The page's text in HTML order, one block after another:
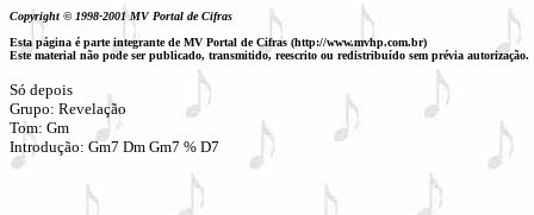
Copyright © 1998-2001 MV Portal de Cifras
Esta página é parte integrante de MV Portal de Cifras (http://www.mvhp.com.br)
Este material não pode ser publicado, transmitido, reescrito ou redistribuído sem prévia autorização.
Só depois
Grupo: Revelação
Tom: Gm
Introdução: Gm7 Dm Gm7 % D7